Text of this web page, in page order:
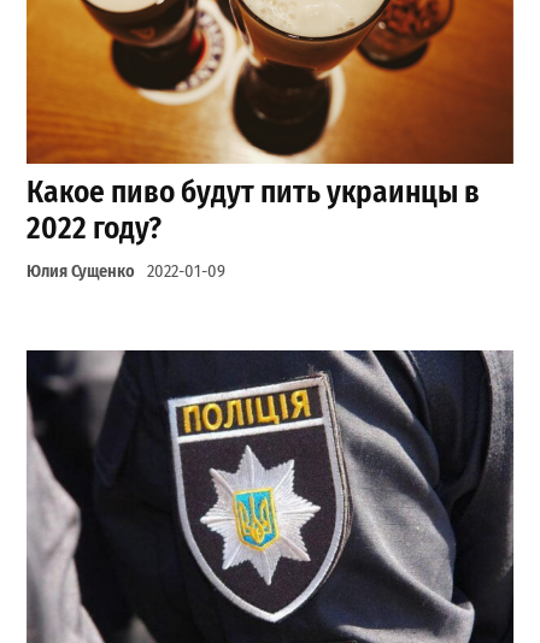
Какое пиво будут пить украинцы в
2022 году?
Юлия Сущенко 2022-01-09